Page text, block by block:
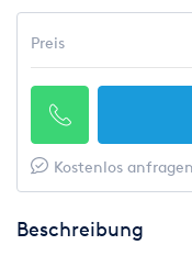
Preis
Kostenlos
Beschreibung